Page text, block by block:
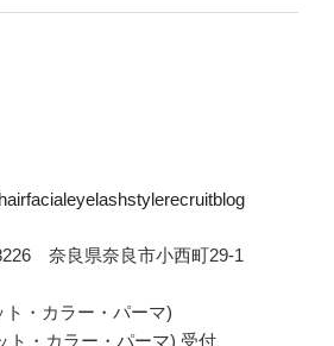
facialeyelashstylerecruitblog
奈良県奈良市小西町29-1
ト・カラー・パーマ)
ト・カラー・パーマ) 受付